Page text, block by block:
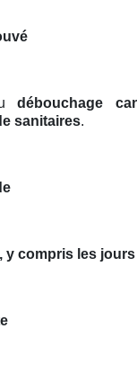
débouchage
sanitaires.
y compris les